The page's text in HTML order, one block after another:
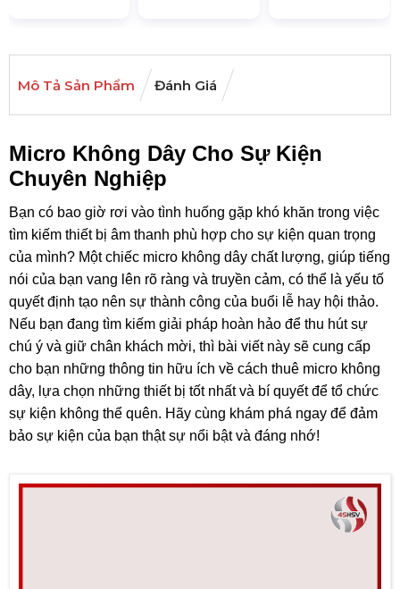
Mô Tả Sản Phẩm Đánh Giá
Micro Không Dây Cho Sự Kiện
Chuyên Nghiệp
Bạn có bao giờ rơi vào tình huống gặp khó khăn trong việc
tìm kiếm thiết bị âm thanh phù hợp cho sự kiện quan trọng
của mình? Một chiếc micro không dây chất lượng, giúp tiếng
nói của bạn vang lên rõ ràng và truyền cảm, có thể là yếu tố
quyết định tạo nên sự thành công của buổi lễ hay hội thảo.
Nếu bạn đang tìm kiếm giải pháp hoàn hảo để thu hút sự
chú ý và giữ chân khách mời, thì bài viết này sẽ cung cấp
cho bạn những thông tin hữu ích về cách thuê micro không
dây, lựa chọn những thiết bị tốt nhất và bí quyết để tổ chức
sự kiện không thể quên. Hãy cùng khám phá ngay để đảm
bảo sự kiện của bạn thật sự nổi bật và đáng nhớ!